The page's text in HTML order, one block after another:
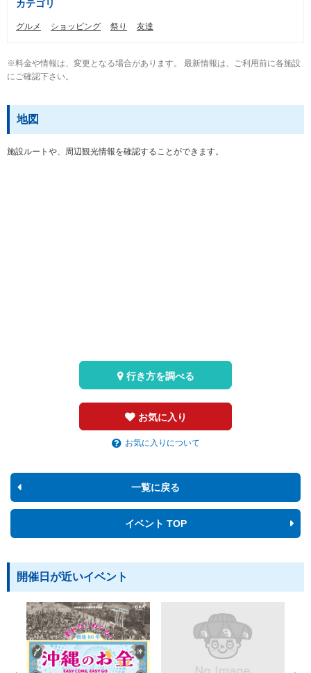
カテゴリ
グルメ ショッピング 祭り 友達
※料金や情報は、変更となる場合があります。 最新情報は、ご利用前に各施設
にご確認下さい。
地図
施設ルートや、周辺観光情報を確認することができます。
お気に入り
お気に入りについて
行き方を調べる
一覧に戻る
イベント TOP
開催日が近いイベント